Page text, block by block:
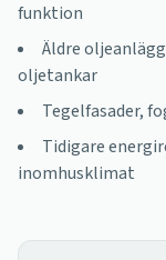
funktion
Äldre
oljetankar
Tegelfasader,
Tidigare
inomhusklimat